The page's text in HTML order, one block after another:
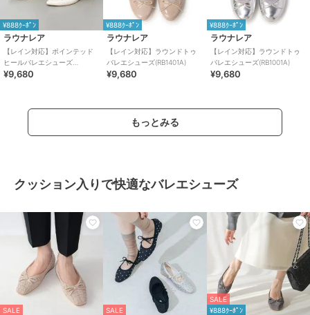
¥888ｸｰﾎﾟﾝ
ラウナレア
【レイン対応】ポインテッド
ヒールバレエシューズ
(RB9401A)
¥9,680
¥888ｸｰﾎﾟﾝ
ラウナレア
【レイン対応】ラウンドトゥ
バレエシューズ(RB1401A)
¥9,680
¥888ｸｰﾎﾟﾝ
ラウナレア
【レイン対応】ラウンドトゥ
バレエシューズ(RB1001A)
¥9,680
もっとみる
クッション入りで快適なバレエシューズ
SALE SALE
SALE
¥888ｸｰﾎﾟﾝ